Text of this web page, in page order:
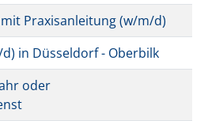
Praxisanleitung (w/m/d)
in Düsseldorf - Oberbilk
oder